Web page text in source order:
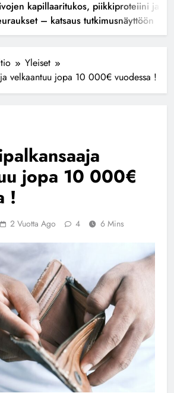
kapillaaritukos, piikkiproteiini ja
– katsaus tutkimusnäyttöön
Yleiset
velkaantuu jopa 10 000€ vuodessa !
jopa 10 000€
!
2 Vuotta Ago 4 6 Mins